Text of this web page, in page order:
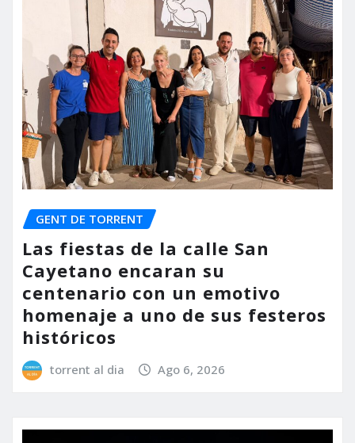
GENT DE TORRENT
Las fiestas de la calle San
Cayetano encaran su
centenario con un emotivo
homenaje a uno de sus festeros
históricos
torrent al dia Ago 6, 2026